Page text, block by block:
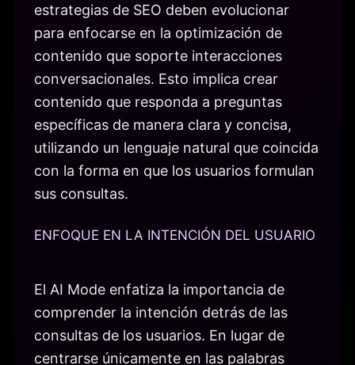
estrategias de SEO deben evolucionar
para enfocarse en la optimización de
contenido que soporte interacciones
conversacionales. Esto implica crear
contenido que responda a preguntas
específicas de manera clara y concisa,
utilizando un lenguaje natural que coincida
con la forma en que los usuarios formulan
sus consultas.
ENFOQUE EN LA INTENCIÓN DEL USUARIO
El AI Mode enfatiza la importancia de
comprender la intención detrás de las
consultas de los usuarios. En lugar de
centrarse únicamente en las palabras